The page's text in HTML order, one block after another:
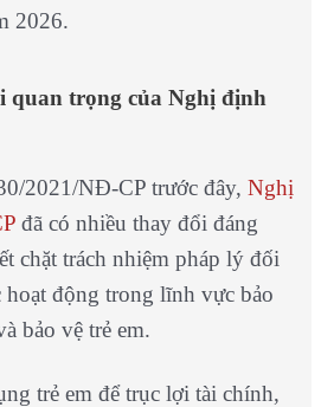
2026.
quan trọng của Nghị định
2021/NĐ-CP trước đây, Nghị
đã có nhiều thay đổi đáng
chặt trách nhiệm pháp lý đối
hoạt động trong lĩnh vực bảo
bảo vệ trẻ em.
trẻ em để trục lợi tài chính,